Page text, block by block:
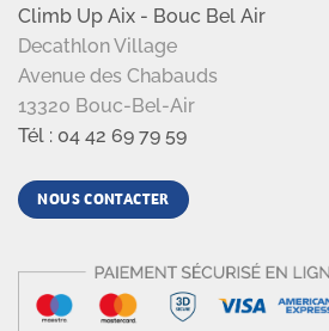
Climb Up Aix - Bouc Bel Air
Decathlon Village
Avenue des Chabauds
13320 Bouc-Bel-Air
Tél : 04 42 69 79 59
NOUS CONTACTER